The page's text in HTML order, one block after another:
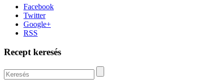
Facebook
Twitter
Google+
RSS
Recept keresés